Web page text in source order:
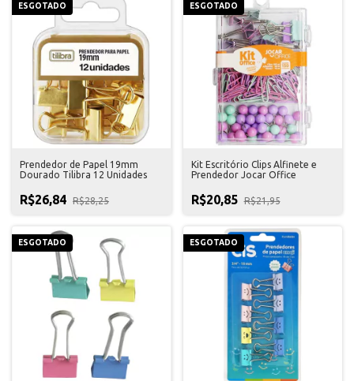
ESGOTADO
Prendedor de Papel 19mm
Dourado Tilibra 12 Unidades
R$26,84 R$28,25
ESGOTADO
Kit Escritório Clips Alfinete e
Prendedor Jocar Office
R$20,85 R$21,95
ESGOTADO ESGOTADO